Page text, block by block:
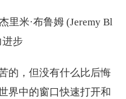
里米·布鲁姆 (Jeremy Bl
进步
的，但没有什么比后悔
界中的窗口快速打开和